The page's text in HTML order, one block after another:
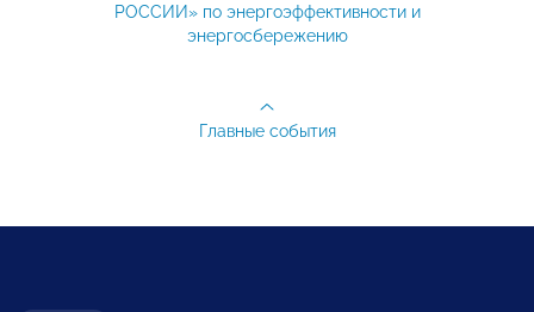
РОССИИ» по энергоэффективности и
энергосбережению
Главные события